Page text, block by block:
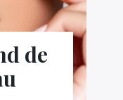
de